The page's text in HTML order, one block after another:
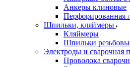
Анкеры клиновые
Перфорированная
Шпильки, кляймеры
Кляймеры
Шпильки
Электроды и сварочная
Проволока